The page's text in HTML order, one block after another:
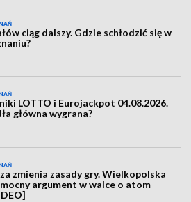
ciąg dalszy. Gdzie schłodzić się w
LOTTO i Eurojackpot 04.08.2026.
główna wygrana?
zmienia zasady gry. Wielkopolska
argument w walce o atom